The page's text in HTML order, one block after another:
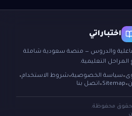
اختباراتي
والدروس — منصة سعودية شاملة
المراحل التعليمية.
● سياسة الخصوصية● شروط الاستخدام●
●
Sitemap
● اتصل بنا